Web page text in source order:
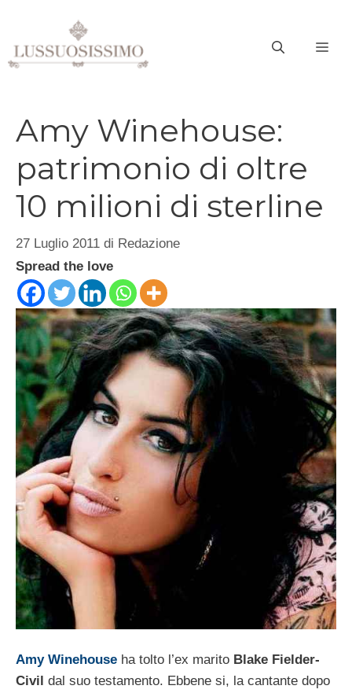
contenuto
Amy Winehouse:
patrimonio di oltre
10 milioni di sterline
27 Luglio 2011 di Redazione
Spread the love
Amy Winehouse ha tolto l’ex marito Blake Fielder-
Civil dal suo testamento. Ebbene si, la cantante dopo